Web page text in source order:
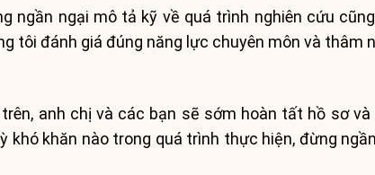
ngần ngại mô tả kỹ về quá trình nghiên cứu
tôi đánh giá đúng năng lực chuyên môn và thâm
anh chị và các bạn sẽ sớm hoàn tất hồ sơ
khó khăn nào trong quá trình thực hiện, đừng